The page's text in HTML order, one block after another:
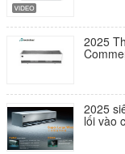
2025
2025
lối vào